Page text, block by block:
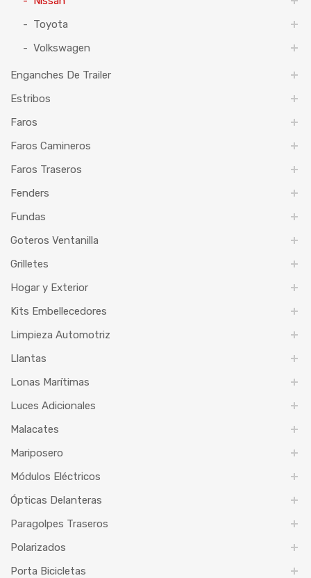
Toyota
Volkswagen
Enganches De Trailer
Estribos
Faros
Faros Camineros
Faros Traseros
Fenders
Fundas
Goteros Ventanilla
Grilletes
Hogar y Exterior
Kits Embellecedores
Limpieza Automotriz
Llantas
Lonas Marítimas
Luces Adicionales
Malacates
Mariposero
Módulos Eléctricos
Ópticas Delanteras
Paragolpes Traseros
Polarizados
Porta Bicicletas